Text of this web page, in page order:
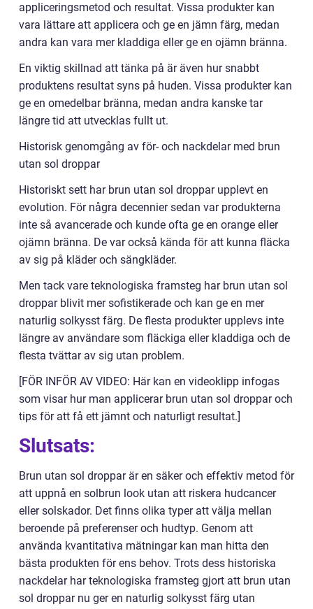
appliceringsmetod och resultat. Vissa produkter kan
vara lättare att applicera och ge en jämn färg, medan
andra kan vara mer kladdiga eller ge en ojämn bränna.
En viktig skillnad att tänka på är även hur snabbt
produktens resultat syns på huden. Vissa produkter kan
ge en omedelbar bränna, medan andra kanske tar
längre tid att utvecklas fullt ut.
Historisk genomgång av för- och nackdelar med brun
utan sol droppar
Historiskt sett har brun utan sol droppar upplevt en
evolution. För några decennier sedan var produkterna
inte så avancerade och kunde ofta ge en orange eller
ojämn bränna. De var också kända för att kunna fläcka
av sig på kläder och sängkläder.
Men tack vare teknologiska framsteg har brun utan sol
droppar blivit mer sofistikerade och kan ge en mer
naturlig solkysst färg. De flesta produkter upplevs inte
längre av användare som fläckiga eller kladdiga och de
flesta tvättar av sig utan problem.
[FÖR INFÖR AV VIDEO: Här kan en videoklipp infogas
som visar hur man applicerar brun utan sol droppar och
tips för att få ett jämnt och naturligt resultat.]
Slutsats:
Brun utan sol droppar är en säker och effektiv metod för
att uppnå en solbrun look utan att riskera hudcancer
eller solskador. Det finns olika typer att välja mellan
beroende på preferenser och hudtyp. Genom att
använda kvantitativa mätningar kan man hitta den
bästa produkten för ens behov. Trots dess historiska
nackdelar har teknologiska framsteg gjort att brun utan
sol droppar nu ger en naturlig solkysst färg utan